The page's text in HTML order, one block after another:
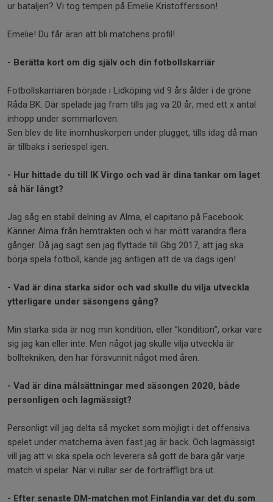
ur bataljen? Vi tog tempen på Emelie Kristoffersson!
Emelie! Du får äran att bli matchens profil!
- Berätta kort om dig själv och din fotbollskarriär
Fotbollskarriären började i Lidköping vid 9 års ålder i de gröne
Råda BK. Där spelade jag fram tills jag va 20 år, med ett x antal
inhopp under sommarloven.
Sen blev de lite inomhuskorpen under plugget, tills idag då man
är tillbaks i seriespel igen.
- Hur hittade du till IK Virgo och vad är dina tankar om laget
så här långt?
Jag såg en stabil delning av Alma, el capitano på Facebook.
Känner Alma från hemtrakten och vi har mött varandra flera
gånger. Då jag sagt sen jag flyttade till Gbg 2017, att jag ska
börja spela fotboll, kände jag äntligen att de va dags igen!
- Vad är dina starka sidor och vad skulle du vilja utveckla
ytterligare under säsongens gång?
Min starka sida är nog min kondition, eller ”kondition”, orkar vare
sig jag kan eller inte. Men något jag skulle vilja utveckla är
bolltekniken, den har försvunnit något med åren.
- Vad är dina målsättningar med säsongen 2020, både
personligen och lagmässigt?
Personligt vill jag delta så mycket som möjligt i det offensiva
spelet under matcherna även fast jag är back. Och lagmässigt
vill jag att vi ska spela och leverera så gott de bara går varje
match vi spelar. När vi rullar ser de förträffligt bra ut.
- Efter senaste DM-matchen mot Finlandia var det du som